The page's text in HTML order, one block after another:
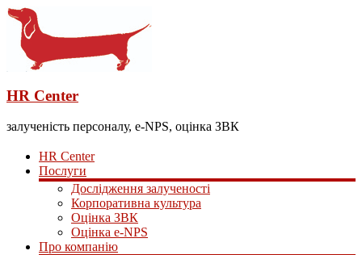
HR Center
залученість персоналу, e-NPS, оцінка ЗВК
HR Center
Послуги
Дослідження залученості
Корпоративна культура
Оцінка ЗВК
Оцінка e-NPS
Про компанію